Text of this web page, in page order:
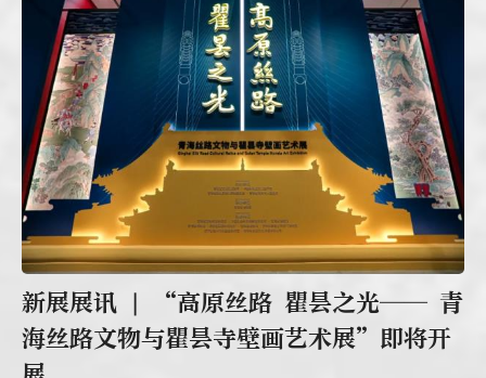
新展展讯 | “高原丝路 瞿昙之光—— 青
海丝路文物与瞿昙寺壁画艺术展”即将开